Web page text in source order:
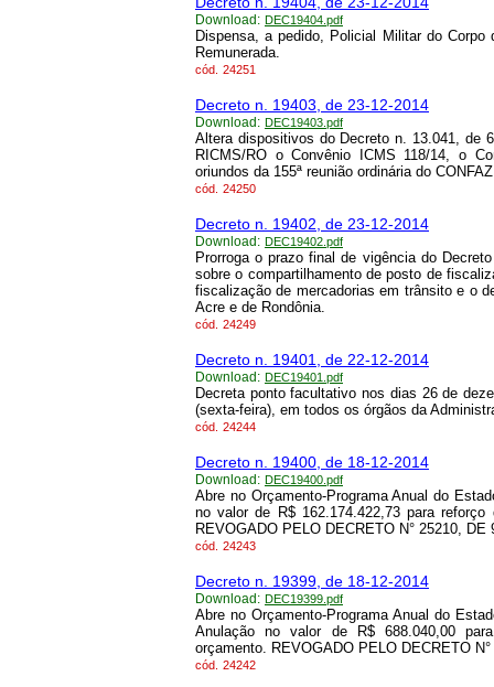
Download: DEC19404.pdf
Dispensa, a pedido, Policial Militar do
Remunerada.
cód. 24251
Decreto n. 19403, de 23-12-2014
Download: DEC19403.pdf
Altera dispositivos do Decreto n. 13.041, de
RICMS/RO o Convênio ICMS 118/14, o
oriundos da 155ª reunião ordinária do
cód. 24250
Decreto n. 19402, de 23-12-2014
Download: DEC19402.pdf
Prorroga o prazo final de vigência do
sobre o compartilhamento de posto de
fiscalização de mercadorias em trânsito e o
Acre e de Rondônia.
cód. 24249
Decreto n. 19401, de 22-12-2014
Download: DEC19401.pdf
Decreta ponto facultativo nos dias 26 de
(sexta-feira), em todos os órgãos da
cód. 24244
Decreto n. 19400, de 18-12-2014
Download: DEC19400.pdf
Abre no Orçamento-Programa Anual do
no valor de R$ 162.174.422,73 para
REVOGADO PELO DECRETO N° 25210, DE
cód. 24243
Decreto n. 19399, de 18-12-2014
Download: DEC19399.pdf
Abre no Orçamento-Programa Anual do
Anulação no valor de R$ 688.040,00
orçamento. REVOGADO PELO DECRETO
cód. 24242